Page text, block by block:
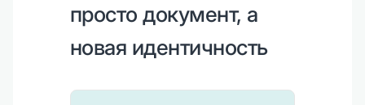
просто документ, а
новая идентичность